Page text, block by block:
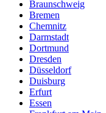
Braunschweig
Bremen
Chemnitz
Darmstadt
Dortmund
Dresden
Düsseldorf
Duisburg
Erfurt
Essen